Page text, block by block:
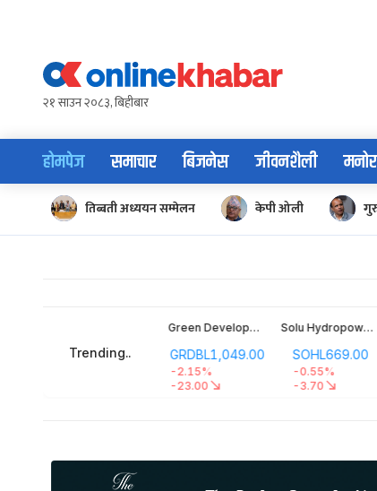
content२१ साउन २०८३, बिहीबार
होमपेज समाचार बिजनेस जीवनशैली
तिब्बती अध्ययन सम्मेलन केपी ओली